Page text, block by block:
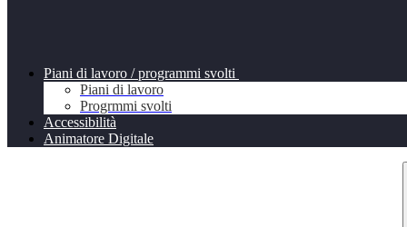
Piani di lavoro / programmi svolti
Piani di lavoro
Progrmmi svolti
Accessibilità
Animatore Digitale